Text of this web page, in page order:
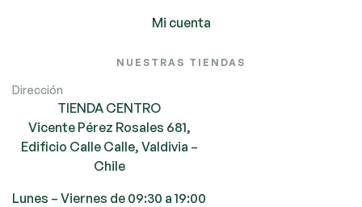
Mi cuenta
NUESTRAS TIENDAS
Dirección
TIENDA CENTRO
Vicente Pérez Rosales 681,
Edificio Calle Calle, Valdivia –
Chile
Lunes – Viernes de 09:30 a 19:00